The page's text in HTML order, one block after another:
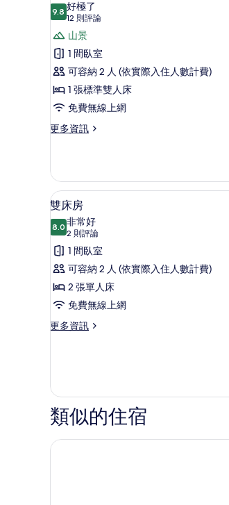
房
篩
選
條
件
經
典
客
房
的
所
有
9.89.8 分，滿分 10 分
好極了
12 則評論
(12
則
評
論)
山景
1 間臥室
可容納 2 人 (依實際入住人數計費)
1 張標準雙人床
免費無線上網
更多資訊
更
客
房
的
情
顯
示
雙
床
房
的
所
有
雙床房 |
6
雙床房
8.08.0 分，滿分 10 分
非常好
2 則評論
(2
則
評
論)
1 間臥室
可容納 2 人 (依實際入住人數計費)
2 張單人床
免費無線上網
更多資訊
更
的
詳
情
類似的住宿
Lansdowne House 帶私人停車場